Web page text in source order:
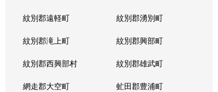
紋別郡遠軽町 紋別郡湧別町
紋別郡滝上町 紋別郡興部町
紋別郡西興部村 紋別郡雄武町
網走郡大空町 虻田郡豊浦町